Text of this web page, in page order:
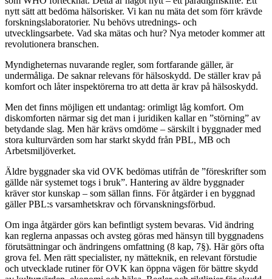
nytt sätt att bedöma hälsorisker. Vi kan nu mäta det som förr krävde
forskningslaboratorier. Nu behövs utrednings- och
utvecklingsarbete. Vad ska mätas och hur? Nya metoder kommer att
revolutionera branschen.
Myndigheternas nuvarande regler, som fortfarande gäller, är
undermåliga. De saknar relevans för hälso­skydd. De ställer krav på
komfort och låter inspektörerna tro att detta är krav på hälsoskydd.
Men det finns möjligen ett undantag: orimligt låg komfort. Om
diskomforten närmar sig det man i juridiken kallar en ”störning” av
betydande slag. Men här krävs omdöme – särskilt i byggnader med
stora kulturvärden som har starkt skydd från PBL, MB och
Arbetsmiljöverket.
Äldre byggnader ska vid OVK bedömas utifrån de ”föreskrifter som
gällde när systemet togs i bruk”. Hantering av äldre byggnader
kräver stor kunskap – som sällan finns. För åtgärder i en byggnad
gäller PBL:s varsamhetskrav och förvanskningsförbud.
Om inga åtgärder görs kan befintligt system bevaras. Vid ändring
kan reglerna anpassas och avsteg göras med hänsyn till byggnadens
förutsättningar och ändringens omfattning (8 kap, 7§). Här görs ofta
grova fel. Men rätt specialister, ny mätteknik, en relevant förstudie
och utvecklade rutiner för OVK kan öppna vägen för bättre skydd